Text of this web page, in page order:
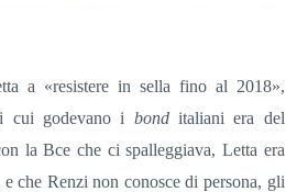
a «resistere in sella fino al 2018»,
cui godevano i bonditaliani era del
la Bce che ci spalleggiava, Letta era
che Renzi non conosce di persona, gli